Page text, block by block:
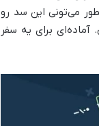
می‌تونی این سد رو
آماده‌ای برای یه سفر